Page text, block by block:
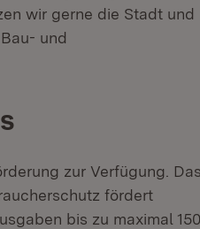
wir gerne die Stadt und
und
zur Verfügung. Das
fördert
bis zu maximal